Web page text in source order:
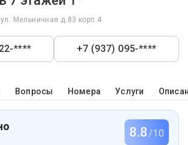
ул. Мельничная д.83 корп.4
**** +7 (937) 095-****
Вопросы Номера Услуги
8.8/10